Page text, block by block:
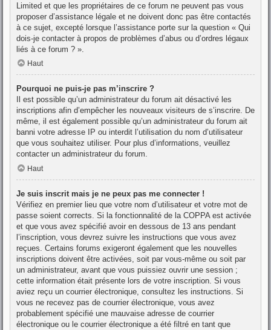
Limited et que les propriétaires de ce forum ne peuvent pas vous
proposer d’assistance légale et ne doivent donc pas être contactés
à ce sujet, excepté lorsque l’assistance porte sur la question « Qui
dois-je contacter à propos de problèmes d’abus ou d’ordres légaux
liés à ce forum ? ».
Haut
Pourquoi ne puis-je pas m’inscrire ?
Il est possible qu’un administrateur du forum ait désactivé les
inscriptions afin d’empêcher les nouveaux visiteurs de s’inscrire. De
même, il est également possible qu’un administrateur du forum ait
banni votre adresse IP ou interdit l’utilisation du nom d’utilisateur
que vous souhaitez utiliser. Pour plus d’informations, veuillez
contacter un administrateur du forum.
Haut
Je suis inscrit mais je ne peux pas me connecter !
Vérifiez en premier lieu que votre nom d’utilisateur et votre mot de
passe soient corrects. Si la fonctionnalité de la COPPA est activée
et que vous avez spécifié avoir en dessous de 13 ans pendant
l’inscription, vous devrez suivre les instructions que vous avez
reçues. Certains forums exigeront également que les nouvelles
inscriptions doivent être activées, soit par vous-même ou soit par
un administrateur, avant que vous puissiez ouvrir une session ;
cette information était présente lors de votre inscription. Si vous
aviez reçu un courrier électronique, consultez les instructions. Si
vous ne recevez pas de courrier électronique, vous avez
probablement spécifié une mauvaise adresse de courrier
électronique ou le courrier électronique a été filtré en tant que